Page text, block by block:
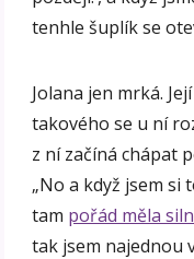
tenhle šuplík se
Jolana jen mrká.
takového se u ní
z ní začíná chápat
„No a když jsem si
tam pořád měla
tak jsem najednou